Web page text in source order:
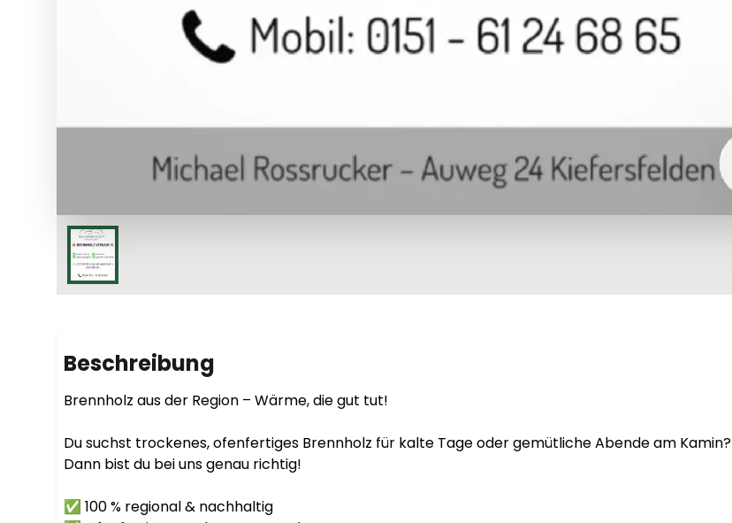
Beschreibung
Brennholz aus der Region – Wärme, die gut tut!
Du suchst trockenes, ofenfertiges Brennholz für kalte Tage oder gemütliche Abende am Kamin?
Dann bist du bei uns genau richtig!
✅ 100 % regional & nachhaltig